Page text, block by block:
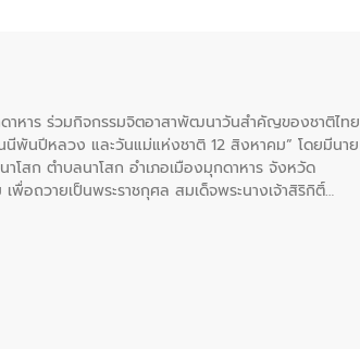
าหาร ร่วมกิจกรรมจิตอาสาพัฒนาวันสําคัญของชาติไทย
นีพันปีหลวง และวันแม่แห่งชาติ 12 สิงหาคม” โดยมีนาย
โสก ตําบลนาโสก อําเภอเมืองมุกดาหาร จังหวัด
พื่อถวายเป็นพระราชกุศล สมเด็จพระนางเจ้าสิริกิติ์
วใจ